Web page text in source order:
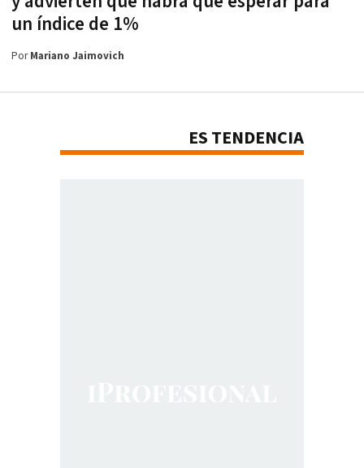
un índice de 1%
PorMariano Jaimovich
ES TENDENCIA